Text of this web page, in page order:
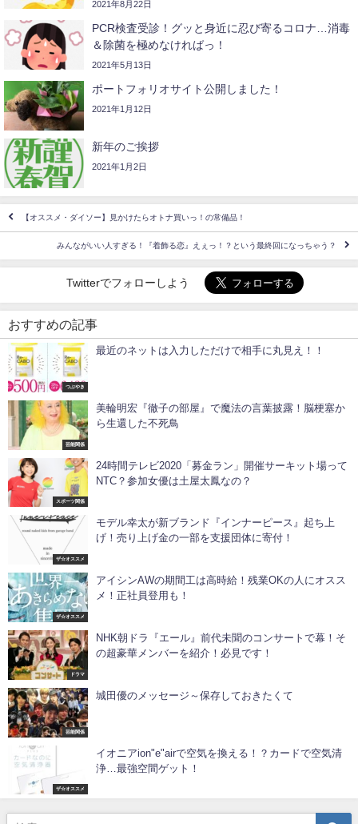
2021年8月22日
PCR検査受診！グッと身近に忍び寄るコロナ…消毒
＆除菌を極めなければっ！
2021年5月13日
ポートフォリオサイト公開しました！
2021年1月12日
新年のご挨拶
2021年1月2日
【オススメ・ダイソー】見かけたらオトナ買いっ！の常備品！
みんながいい人すぎる！『着飾る恋』えぇっ！？という最終回になっちゃう？
Twitterでフォローしよう
おすすめの記事
つぶやき
最近のネットは入力しただけで相手に丸見え！！
芸能関係
美輪明宏『徹子の部屋』で魔法の言葉披露！脳梗塞か
ら生還した不死鳥
スポーツ関係
24時間テレビ2020「募金ラン」開催サーキット場って
NTC？参加女優は土屋太鳳なの？
ザ☆オススメ
モデル幸太が新ブランド『インナーピース』起ち上
げ！売り上げ金の一部を支援団体に寄付！
ザ☆オススメ
アイシンAWの期間工は高時給！残業OKの人にオスス
メ！正社員登用も！
ドラマ
NHK朝ドラ『エール』前代未聞のコンサートで幕！そ
の超豪華メンバーを紹介！必見です！
芸能関係
城田優のメッセージ～保存しておきたくて
ザ☆オススメ
イオニアion"e"airで空気を換える！？カードで空気清
浄…最強空間ゲット！